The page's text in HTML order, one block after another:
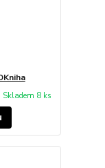
Skladem 8 ks